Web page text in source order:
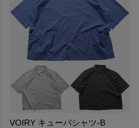
VOIRY キューバシャツ-B